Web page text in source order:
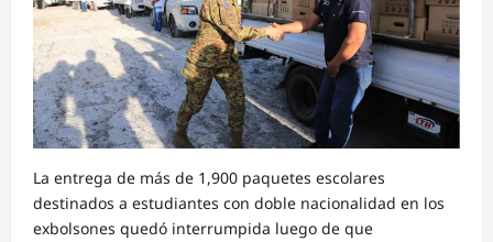
La entrega de más de 1,900 paquetes escolares
destinados a estudiantes con doble nacionalidad en los
exbolsones quedó interrumpida luego de que